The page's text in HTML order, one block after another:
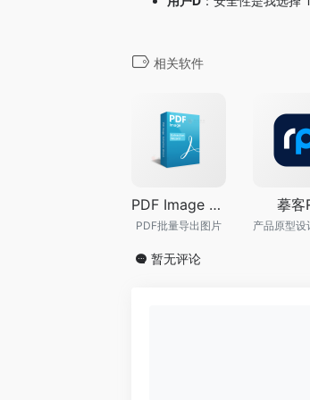
相关软件
PDF Image Extraction Wizard
PDF批量导出图片
摹客
暂无评论